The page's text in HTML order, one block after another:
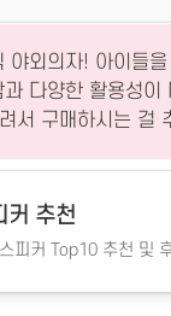
야외의자! 아이들
다양한 활용성
서 구매하시는 걸
커 추천
피커 Top10 추천 및